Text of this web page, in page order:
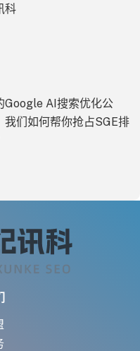
科
Google AI搜索优化公
我们如何帮你抢占SGE排